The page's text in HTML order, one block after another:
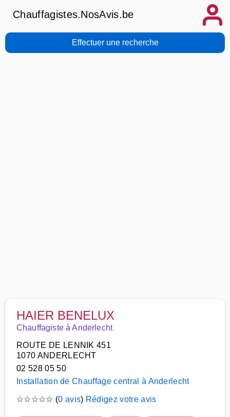
Chauffagistes.NosAvis.be
Effectuer une recherche
HAIER BENELUX
Chauffagiste à Anderlecht
ROUTE DE LENNIK 451
1070 ANDERLECHT
02 528 05 50
Installation de Chauffage central à Anderlecht
☆☆☆☆☆ (0 avis) Rédigez votre avis